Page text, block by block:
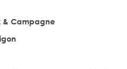
& Campagne